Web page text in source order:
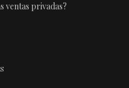
ventas privadas?